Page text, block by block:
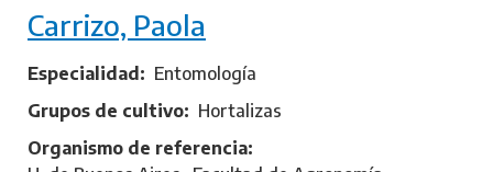
r
e
R
d
r
Carrizo, Paola
Especialidad
Entomología
Grupos de cultivo
Hortalizas
Organismo de referencia